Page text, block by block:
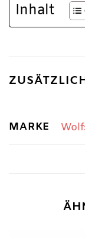
Inhalt
MARKE